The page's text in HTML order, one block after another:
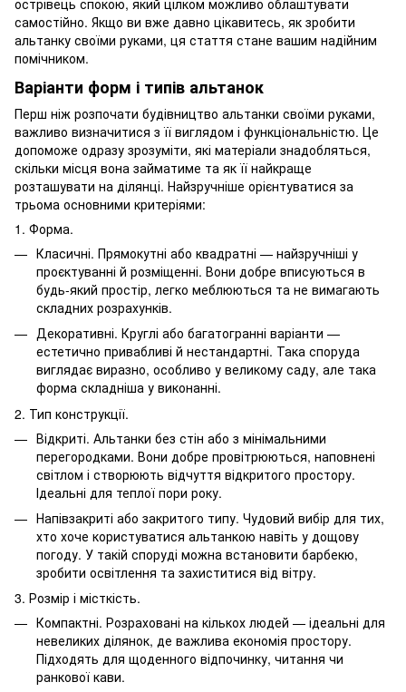
острівець спокою, який цілком можливо облаштувати
самостійно. Якщо ви вже давно цікавитесь, як зробити
альтанку своїми руками, ця стаття стане вашим надійним
помічником.
Варіанти форм і типів альтанок
Перш ніж розпочати будівництво альтанки своїми руками,
важливо визначитися з її виглядом і функціональністю. Це
допоможе одразу зрозуміти, які матеріали знадобляться,
скільки місця вона займатиме та як її найкраще
розташувати на ділянці. Найзручніше орієнтуватися за
трьома основними критеріями:
1. Форма.
Класичні. Прямокутні або квадратні — найзручніші у
проєктуванні й розміщенні. Вони добре вписуються в
будь-який простір, легко меблюються та не вимагають
складних розрахунків.
Декоративні. Круглі або багатогранні варіанти —
естетично привабливі й нестандартні. Така споруда
виглядає виразно, особливо у великому саду, але така
форма складніша у виконанні.
2. Тип конструкції.
Відкриті. Альтанки без стін або з мінімальними
перегородками. Вони добре провітрюються, наповнені
світлом і створюють відчуття відкритого простору.
Ідеальні для теплої пори року.
Напівзакриті або закритого типу. Чудовий вибір для тих,
хто хоче користуватися альтанкою навіть у дощову
погоду. У такій споруді можна встановити барбекю,
зробити освітлення та захиститися від вітру.
3. Розмір і місткість.
Компактні. Розраховані на кількох людей — ідеальні для
невеликих ділянок, де важлива економія простору.
Підходять для щоденного відпочинку, читання чи
ранкової кави.